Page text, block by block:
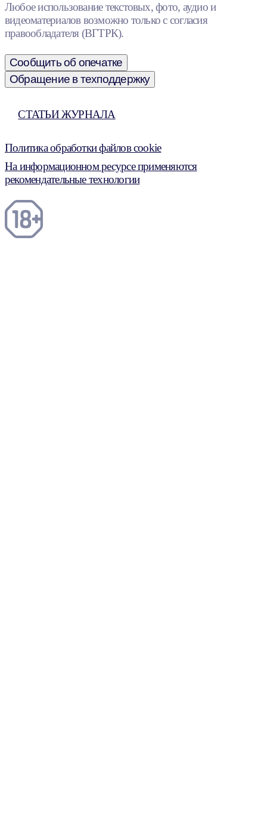
Любое использование текстовых, фото, аудио и
видеоматериалов возможно только с согласия
правообладателя (ВГТРК).
Сообщить об опечатке
Обращение в техподдержку
СТАТЬИ ЖУРНАЛА
Политика обработки файлов cookie
На информационном ресурсе применяются
рекомендательные технологии